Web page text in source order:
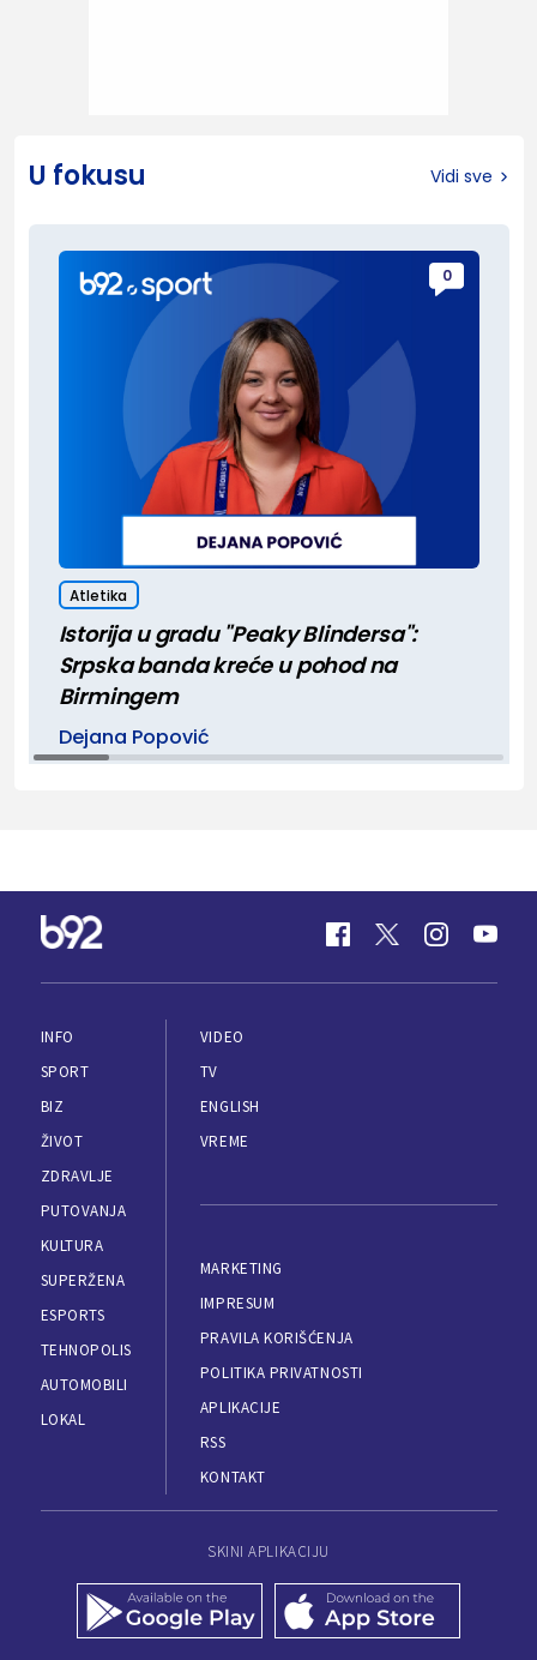
U fokusu Vidi sve
0
Atletika
Istorija u gradu "Peaky Blindersa":
Srpska banda kreće u pohod na
Birmingem
Dejana Popović
INFO
SPORT
BIZ
ŽIVOT
ZDRAVLJE
PUTOVANJA
KULTURA
SUPERŽENA
ESPORTS
TEHNOPOLIS
AUTOMOBILI
LOKAL
VIDEO
TV
ENGLISH
VREME
MARKETING
IMPRESUM
PRAVILA KORIŠĆENJA
POLITIKA PRIVATNOSTI
APLIKACIJE
RSS
KONTAKT
SKINI APLIKACIJU